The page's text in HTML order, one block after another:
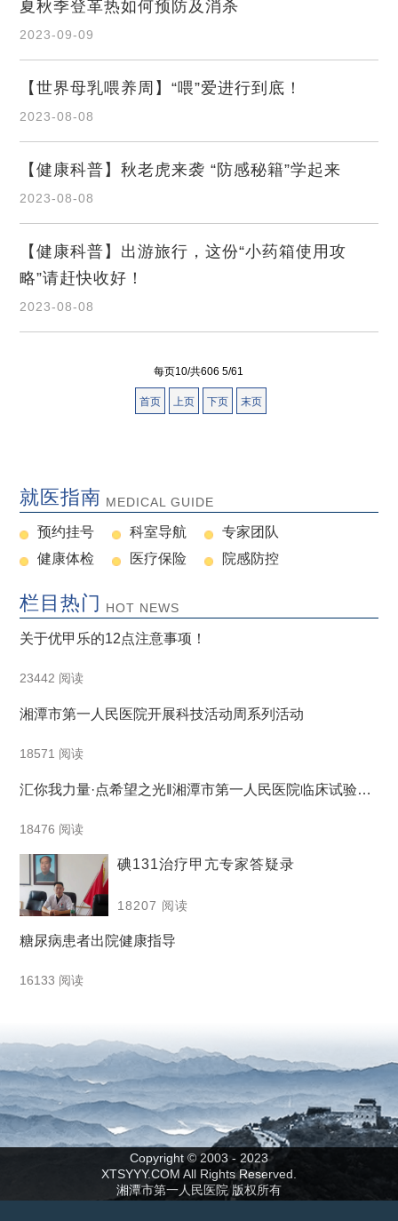
夏秋季登革热如何预防及消杀
2023-09-09
【世界母乳喂养周】“喂”爱进行到底！
2023-08-08
【健康科普】秋老虎来袭 “防感秘籍”学起来
2023-08-08
【健康科普】出游旅行，这份“小药箱使用攻
略”请赶快收好！
2023-08-08
每页10/共606 5/61
首页 上页 下页 末页
就医指南 MEDICAL GUIDE
预约挂号 科室导航
专家团队
健康体检
医疗保险 院感防控
栏目热门 HOT NEWS
关于优甲乐的12点注意事项！
23442 阅读
湘潭市第一人民医院开展科技活动周系列活动
18571 阅读
汇你我力量·点希望之光‖湘潭市第一人民医院临床试验科
18476 阅读
碘131治疗甲亢专家答疑录
18207 阅读
糖尿病患者出院健康指导
16133 阅读
Copyright © 2003 - 2023
XTSYYY.COM All Rights Reserved.
湘潭市第一人民医院 版权所有